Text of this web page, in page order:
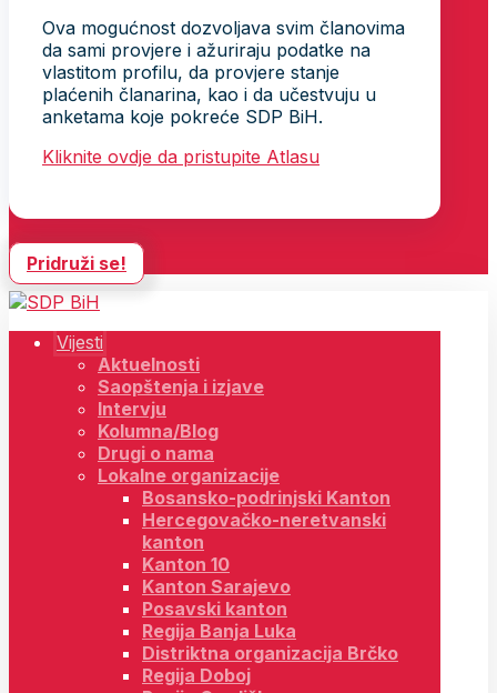
Ova mogućnost dozvoljava svim članovima
da sami provjere i ažuriraju podatke na
vlastitom profilu, da provjere stanje
plaćenih članarina, kao i da učestvuju u
anketama koje pokreće SDP BiH.
Kliknite ovdje da pristupite Atlasu
Pridruži se!
Vijesti
Aktuelnosti
Saopštenja i izjave
Intervju
Kolumna/Blog
Drugi o nama
Lokalne organizacije
Bosansko-podrinjski Kanton
Hercegovačko-neretvanski
kanton
Kanton 10
Kanton Sarajevo
Posavski kanton
Regija Banja Luka
Distriktna organizacija Brčko
Regija Doboj